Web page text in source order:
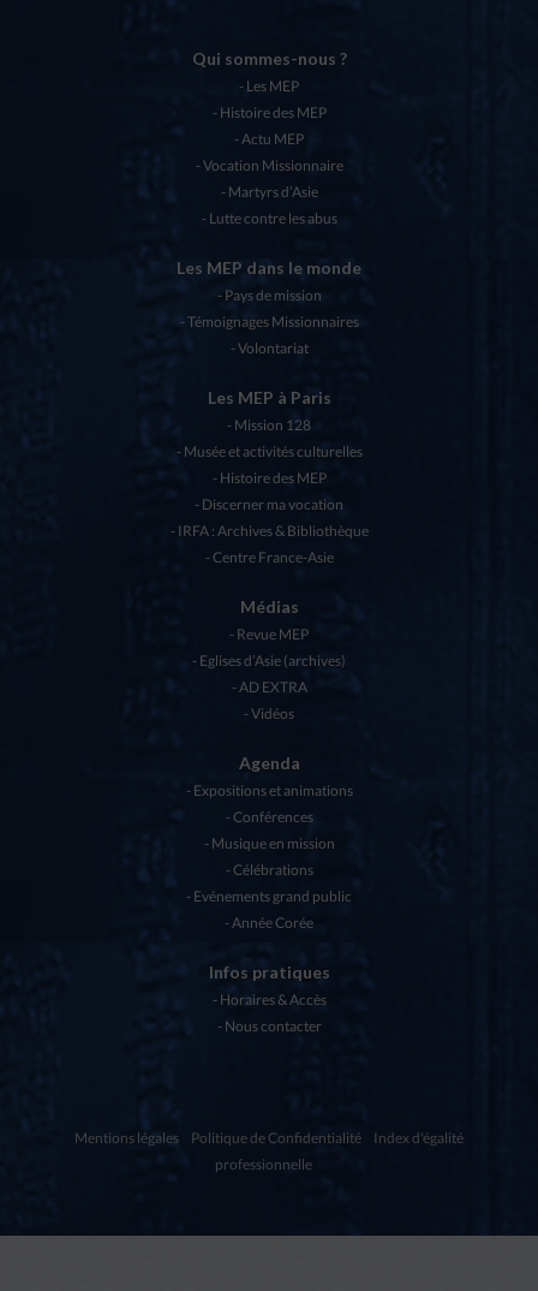
Qui sommes-nous ?
Les MEP
Histoire des MEP
Actu MEP
Vocation Missionnaire
Martyrs d’Asie
Lutte contre les abus
Les MEP dans le monde
Pays de mission
Témoignages Missionnaires
Volontariat
Les MEP à Paris
Mission 128
Musée et activités culturelles
Histoire des MEP
Discerner ma vocation
IRFA : Archives & Bibliothèque
Centre France-Asie
Médias
Revue MEP
Eglises d’Asie (archives)
AD EXTRA
Vidéos
Agenda
Expositions et animations
Conférences
Musique en mission
Célébrations
Evénements grand public
Année Corée
Infos pratiques
Horaires & Accès
Nous contacter
Mentions légales Politique de Confidentialité
Index d'égalité
professionnelle